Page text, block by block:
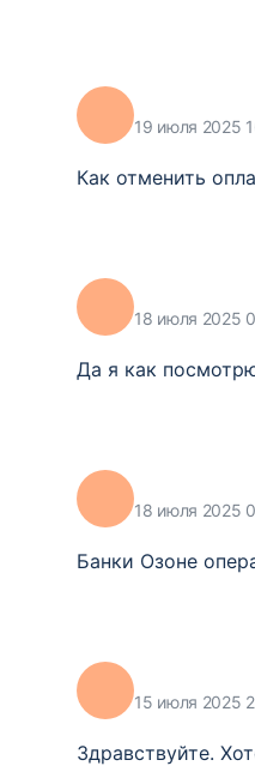
19 июля 2025
Как отменить
18 июля 2025
Да я как
18 июля 2025
Банки Озоне
15 июля 2025
Здравствуйте.